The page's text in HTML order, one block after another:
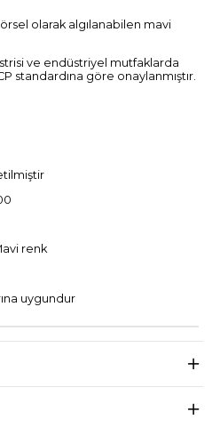
olarak algılanabilen mavi
ve endüstriyel mutfaklarda
standardına göre onaylanmıştır.
renk
uygundur